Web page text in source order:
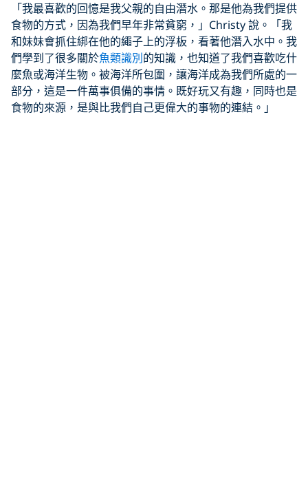
「我最喜歡的回憶是我父親的自由潛水。那是他為我們提供
食物的方式，因為我們早年非常貧窮，」Christy 說。「我
和妹妹會抓住綁在他的繩子上的浮板，看著他潛入水中。我
們學到了很多關於魚類識別的知識，也知道了我們喜歡吃什
麼魚或海洋生物。被海洋所包圍，讓海洋成為我們所處的一
部分，這是一件萬事俱備的事情。既好玩又有趣，同時也是
食物的來源，是與比我們自己更偉大的事物的連結。」